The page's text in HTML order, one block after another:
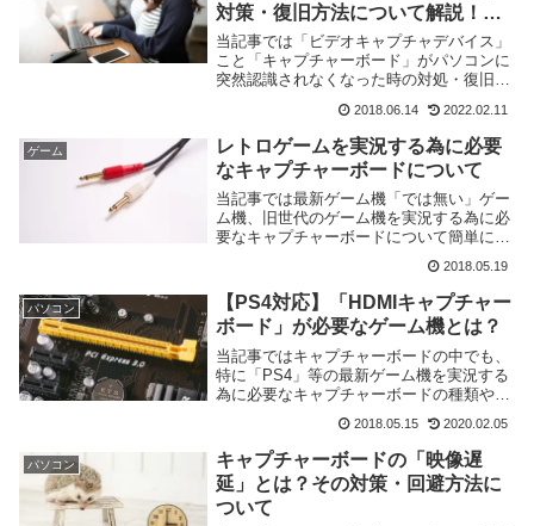
対策・復旧方法について解説！
【直し方】
当記事では「ビデオキャプチャデバイス」
こと「キャプチャーボード」がパソコンに
突然認識されなくなった時の対処・復旧の
2018.06.14 2022.02.11
ゲーム
レトロゲームを実況する為に必要
なキャプチャーボードについて
当記事では最新ゲーム機「では無い」ゲー
ム機、旧世代のゲーム機を実況する為に必
要なキャプチャーボードについて簡単に解
2018.05.19
パソコン
【PS4対応】「HDMIキャプチャー
ボード」が必要なゲーム機とは？
当記事ではキャプチャーボードの中でも、
特に「PS4」等の最新ゲーム機を実況する
為に必要なキャプチャーボードの種類や注
2018.05.15 2020.02.05
パソコン
キャプチャーボードの「映像遅
延」とは？その対策・回避方法に
ついて